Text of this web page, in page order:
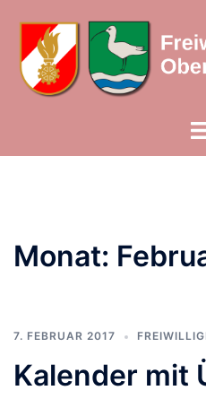
springen
Monat:
7. FEBRUAR 2017
Kalender mit